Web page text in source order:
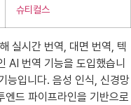
슈티컬스
실시간 번역, 대면 번역, 텍
AI 번역 기능을 도입했습니
능입니다. 음성 인식, 신경망
엔드 파이프라인을 기반으로